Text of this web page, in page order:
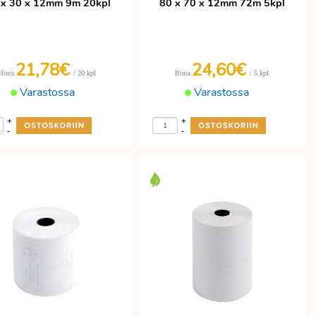
30 x 12mm 9m 20kpl
Varastossa
21,78€/ 20 kpl
-
+
80 x 70 x 12mm 72m 5kpl
Varastossa
Hinta 24,60€ / 5 kpl
-
+